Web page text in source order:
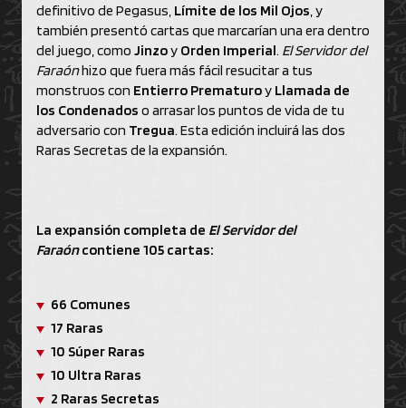
definitivo de Pegasus, Límite de los Mil Ojos, y
también presentó cartas que marcarían una era dentro
del juego, como Jinzoy Orden Imperial. El Servidor del
Faraónhizo que fuera más fácil resucitar a tus
monstruos con Entierro Prematuroy Llamada de
los Condenados o arrasar los puntos de vida de tu
adversario con Tregua. Esta edición incluirá las dos
Raras Secretas de la expansión.
La expansión completa de El Servidor del
Faraóncontiene 105 cartas:
66 Comunes
17 Raras
10 Súper Raras
10 Ultra Raras
2 Raras Secretas